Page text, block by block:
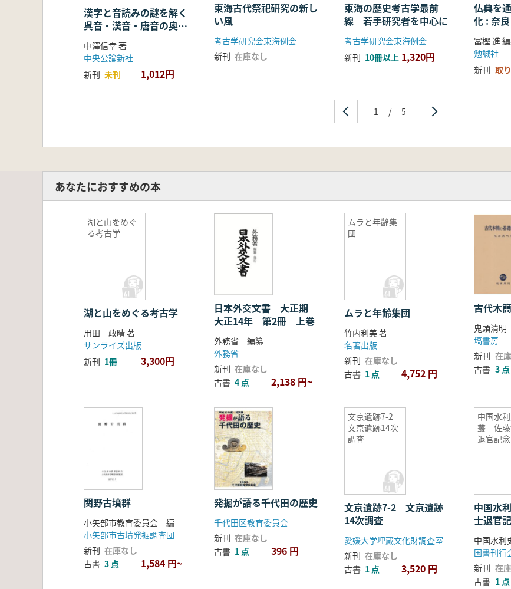
漢字と音読みの謎を解く
呉音・漢音・唐音の奥深
い世界
中澤信幸 著
中央公論新社
新刊 未刊 1,012円
東海古代祭祀研究の新し
い風
考古学研究会東海例会
新刊 在庫なし
東海の歴史考古学最前
線 若手研究者を中心に
考古学研究会東海例会
新刊 10冊以上 1,320円
仏典を
化 : 奈
る仏教
開
冨樫 進
勉誠社
新刊 取
1 / 5
あなたにおすすめの本
湖と山をめぐ
る考古学
湖と山をめぐる考古学
用田 政晴 著
サンライズ出版
新刊 1冊 3,300円
日本外交文書 大正期
大正14年 第2冊 上巻
外務省 編纂
外務省
新刊 在庫なし
古書 4 点 2,138 円~
ムラと年齢集
団
ムラと年齢集団
竹内利美 著
名著出版
新刊 在庫なし
古書 1 点 4,752 円
古代木
鬼頭清
塙書房
新刊 在
古書 3 点
関野古墳群
小矢部市教育委員会 編
小矢部市古墳発掘調査団
新刊 在庫なし
古書 3 点 1,584 円~
発掘が語る千代田の歴史
千代田区教育委員会
新刊 在庫なし
古書 1 点 396 円
文京遺跡7-2
文京遺跡14次
調査
文京遺跡7-2 文京遺跡
14次調査
愛媛大学埋蔵文化財調査室
新刊 在庫なし
古書 1 点 3,520 円
中国水
叢 佐藤
退官記念
中国水
士退官
中国水利
国書刊行
新刊 在
古書 1 点